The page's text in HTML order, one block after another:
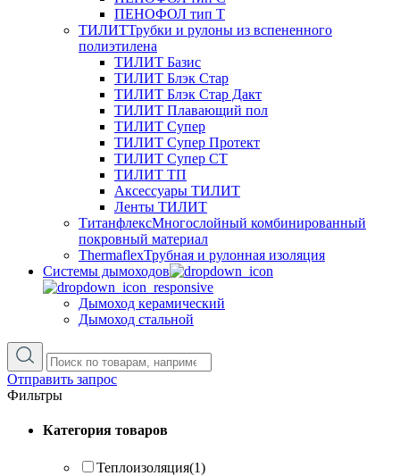
ПЕНОФОЛ тип T
ТИЛИТТрубки и рулоны из вспененного
полиэтилена
ТИЛИТ Базис
ТИЛИТ Блэк Стар
ТИЛИТ Блэк Стар Дакт
ТИЛИТ Плавающий пол
ТИЛИТ Супер
ТИЛИТ Супер Протект
ТИЛИТ Супер СТ
ТИЛИТ ТП
Аксессуары ТИЛИТ
Ленты ТИЛИТ
ТитанфлексМногослойный комбинированный
покровный материал
ThermaflexТрубная и рулонная изоляция
Cистемы дымоходов
Дымоход керамический
Дымоход стальной
Отправить запрос
Фильтры
Категория товаров
Теплоизоляция(1)